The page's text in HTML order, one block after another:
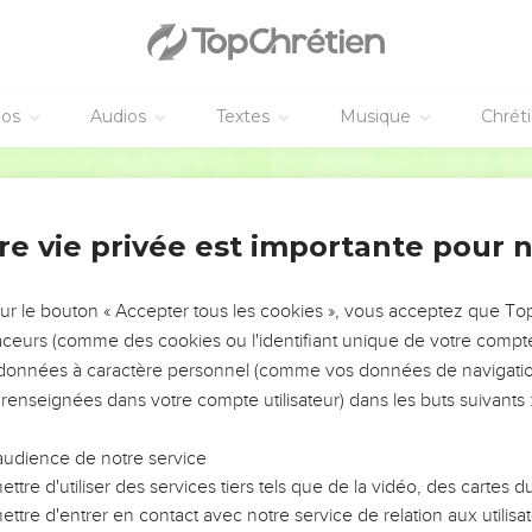
Audios Textes Musique
vous soit donnée en abondance !
faire connaître les signes et les miracles que le Dieu très-
! Que ses miracles sont puissants ! Son règne est un
en génération.
vie privée est importante pour
le bouton « Accepter tous les cookies », vous acceptez que
(comme des cookies ou l'identifiant unique de votre
à caractère personnel (comme vos données de
dans votre compte utilisateur) dans les buts suivants :
de notre service
d'utiliser des services tiers tels que de la vidéo, des cartes
d'entrer en contact avec notre service de relation aux